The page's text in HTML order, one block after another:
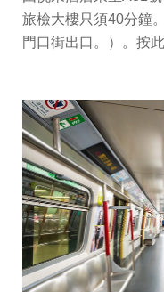
旅檢大樓只須40分鐘
門口街出口。）。 按此